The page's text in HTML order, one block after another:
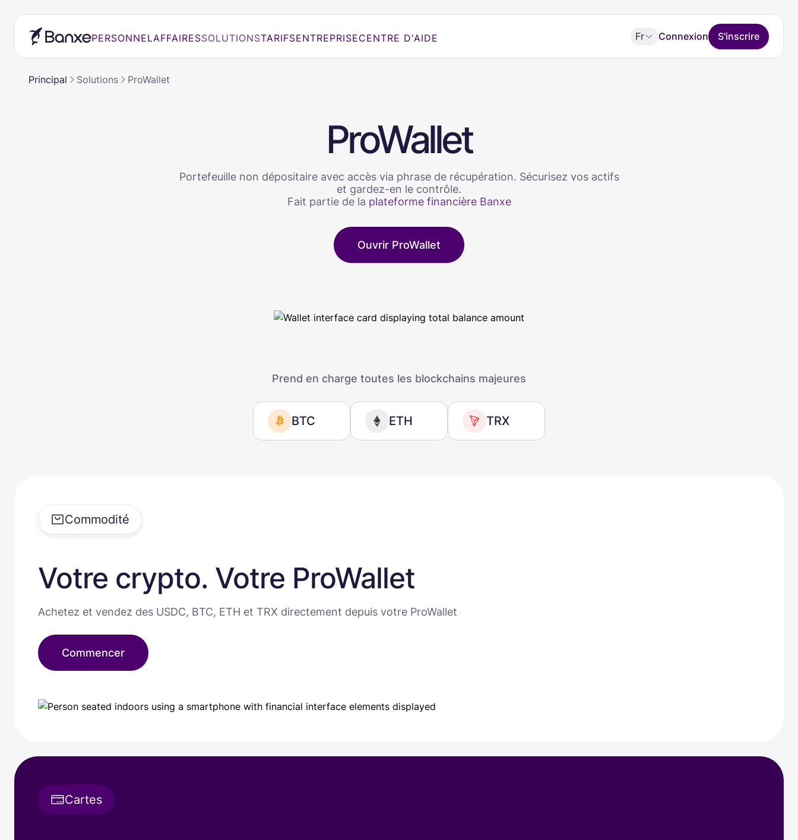
PERSONNELAFFAIRESSOLUTIONSTARIFSENTREPRISECENTRE D'AIDE Fr Connexion S'inscrire
Principal Solutions ProWallet
ProWallet
Portefeuille non dépositaire avec accès via phrase de récupération. Sécurisez vos actifs
et gardez-en le contrôle.
Fait partie de la plateforme financière Banxe
Ouvrir ProWallet
Prend en charge toutes les blockchains majeures
BTC ETH TRX
Commodité
Votre crypto. Votre ProWallet
Achetez et vendez des USDC, BTC, ETH et TRX directement depuis votre ProWallet
Commencer
Cartes